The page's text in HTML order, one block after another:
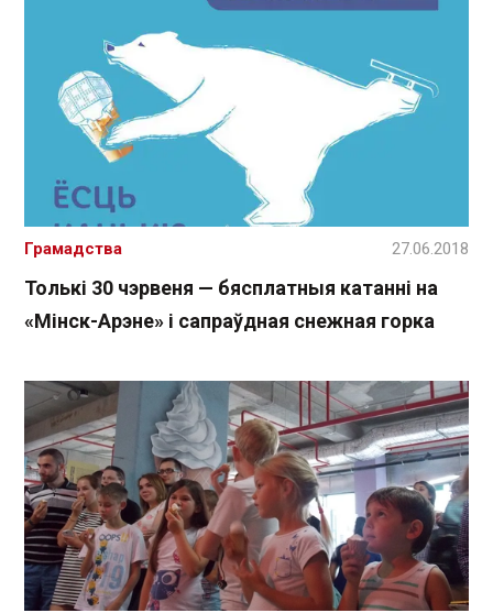
Толькі 30 чэрвеня — бясплатныя катанні на
«Мінск-Арэне» і сапраўдная снежная горка
Грамадства 27.06.2018